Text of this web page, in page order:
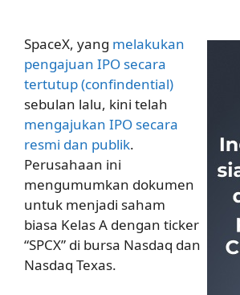
SpaceX, yang melakukan
pengajuan IPO secara
tertutup (confindential)
sebulan lalu, kini telah
mengajukan IPO secara
resmi dan publik.
Perusahaan ini
mengumumkan dokumen
untuk menjadi saham
biasa Kelas A dengan ticker
“SPCX” di bursa Nasdaq dan
Nasdaq Texas.